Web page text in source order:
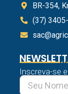
BR-354,
(37)
Inscreva-se
a Agrical e o